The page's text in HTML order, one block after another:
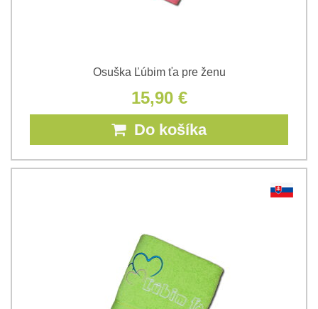
Osuška Ľúbim ťa pre ženu
15,90 €
Do košíka